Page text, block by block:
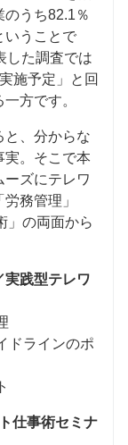
のうち82.1％
いうことで
した調査では
施予定」と回
方です。
と、分からな
実。そこで本
ーズにテレワ
務管理」
」の両面から
実践型テレワ
ドラインのポ
仕事術セミナ